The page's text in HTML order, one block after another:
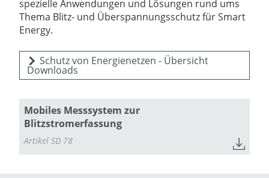
spezielle Anwendungen und Lösungen rund ums
Thema Blitz- und Überspannungsschutz für Smart
Energy.
Schutz von Energienetzen - Übersicht
Downloads
Mobiles Messsystem zur
Blitzstromerfassung
Artikel SD 78